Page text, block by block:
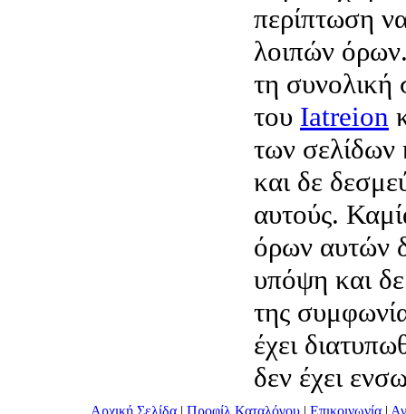
περίπτωση
λοιπών
τη συνολική
του Iatreion
των σελίδων
και δε
αυτούς.
όρων αυτών
υπόψη και
της
έχει
δεν έχει
Αρχική Σελίδα | Προφίλ Καταλόγου | Επικοινωνία |